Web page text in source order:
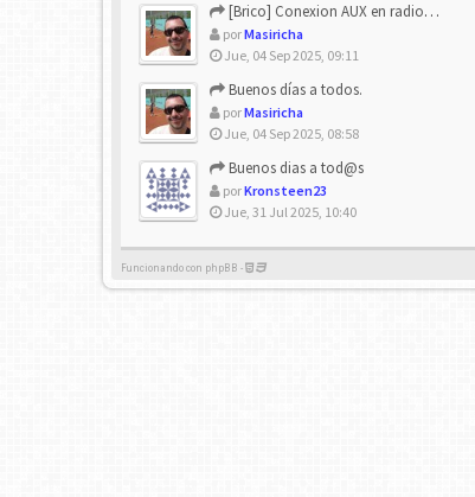
[Brico] Conexion AUX en radio de origen
porMasiricha
Jue, 04 Sep 2025, 09:11
Buenos días a todos.
porMasiricha
Jue, 04 Sep 2025, 08:58
Buenos dias a tod@s
porKronsteen23
Jue, 31 Jul 2025, 10:40
Funcionando con phpBB -